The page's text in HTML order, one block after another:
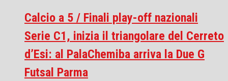
Calcio a 5 / Finali play-off nazionali
Serie C1, inizia il triangolare del Cerreto
d’Esi: al PalaChemiba arriva la Due G
Futsal Parma